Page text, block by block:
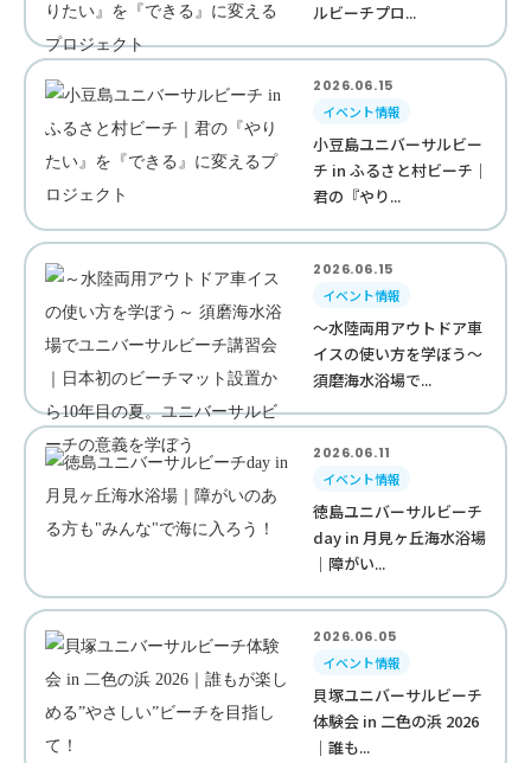
ルビーチプロ...
2026.06.15
イベント情報
小豆島ユニバーサルビー
チ in ふるさと村ビーチ｜
君の『やり...
2026.06.15
イベント情報
～水陸両用アウトドア車
イスの使い方を学ぼう～
須磨海水浴場で...
2026.06.11
イベント情報
徳島ユニバーサルビーチ
day in 月見ヶ丘海水浴場
｜障がい...
2026.06.05
イベント情報
貝塚ユニバーサルビーチ
体験会 in 二色の浜 2026
｜誰も...